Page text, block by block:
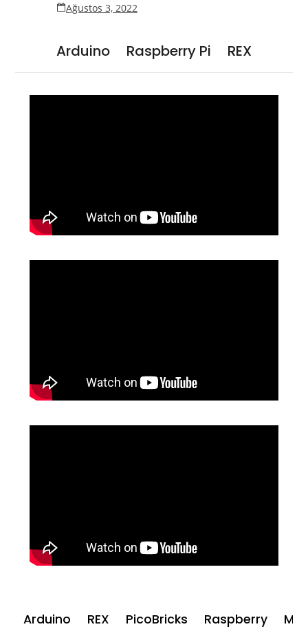
Ağustos 3, 2022
Arduino Raspberry Pi REX
Arduino REX PicoBricks Raspberry